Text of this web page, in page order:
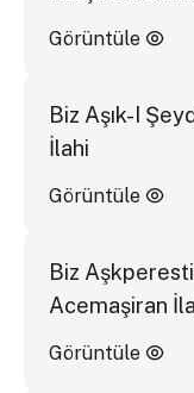
Görüntüle
Biz Aşık-I
İlahi
Görüntüle
Biz
Acemaşiran
Görüntüle